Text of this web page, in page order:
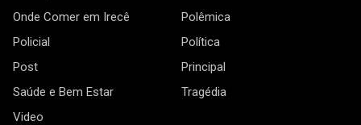
Onde Comer em Irecê
Polêmica
Policial
Política
Post
Principal
Saúde e Bem Estar
Tragédia
Video